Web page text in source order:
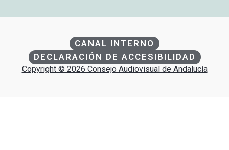
CANAL INTERNO
DECLARACIÓN DE ACCESIBILIDAD
Copyright © 2026 Consejo Audiovisual de Andalucía